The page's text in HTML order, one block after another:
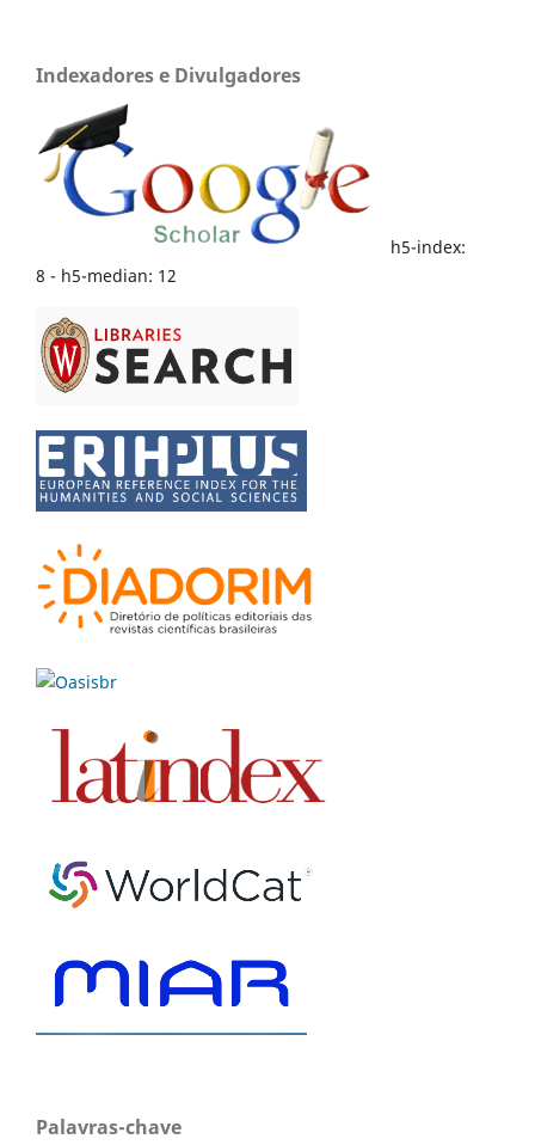
Indexadores e Divulgadores
h5-index:
8 - h5-median: 12
Palavras-chave